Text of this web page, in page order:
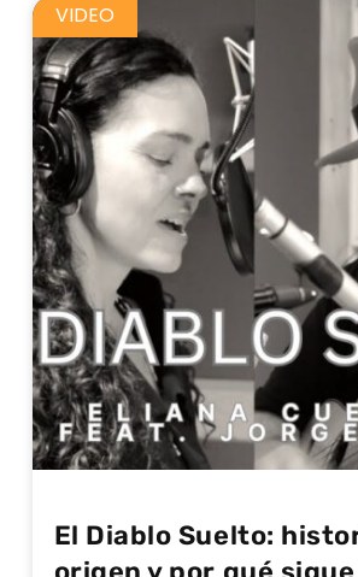
VIDEO
El Diablo Suelto: